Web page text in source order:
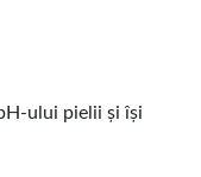
ului pielii și își